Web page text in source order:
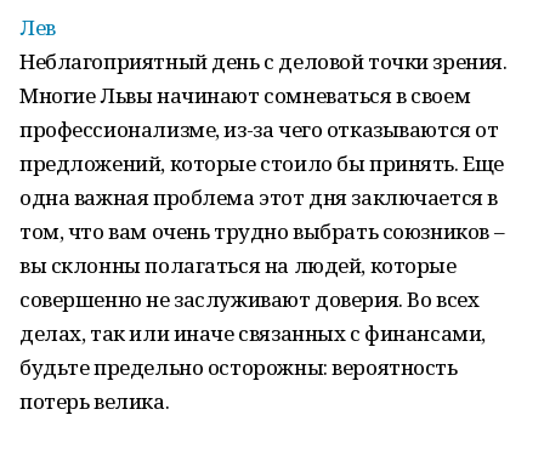
Лев
Неблагоприятный день с деловой точки зрения.
Многие Львы начинают сомневаться в своем
профессионализме, из-за чего отказываются от
предложений, которые стоило бы принять. Еще
одна важная проблема этот дня заключается в
том, что вам очень трудно выбрать союзников –
вы склонны полагаться на людей, которые
совершенно не заслуживают доверия. Во всех
делах, так или иначе связанных с финансами,
будьте предельно осторожны: вероятность
потерь велика.